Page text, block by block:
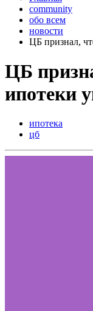
community
обо всем
новости
ЦБ признал,
ЦБ
ипотеки
ипотека
цб